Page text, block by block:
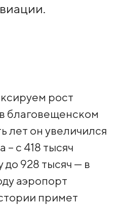
рост
благовещенском
лет он увеличился
– с 418 тысяч
до 928 тысяч — в
аэропорт
примет